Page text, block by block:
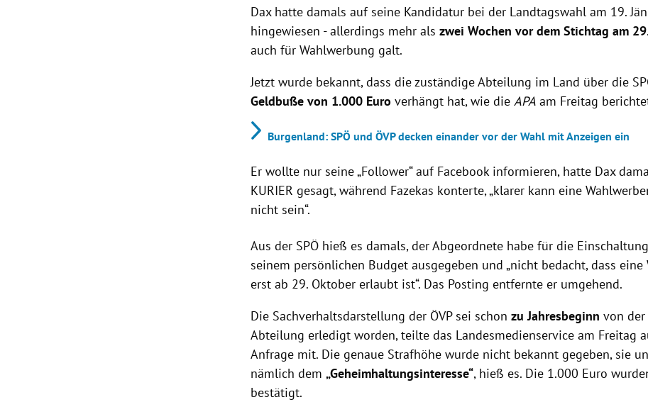
Wahlkampf.
Dax hatte damals auf seine Kandidatur bei der Landtagswahl am 19.
hingewiesen - allerdings mehr alszwei Wochen vor dem Stichtag am
auch für Wahlwerbung galt.
Jetzt wurde bekannt, dass die zuständige Abteilung im Land über die
Geldbuße von 1.000 Euro verhängt hat, wie dieAPA am Freitag
Burgenland: SPÖ und ÖVP decken einander vor der Wahl mit Anzeigen ein
Er wollte nur seine „Follower“ auf Facebook informieren, hatte Dax
KURIER gesagt, während Fazekas konterte, „klarer kann eine
nicht sein“.
Aus der SPÖ hieß es damals, der Abgeordnete habe für die
seinem persönlichen Budget ausgegeben und „nicht bedacht, dass eine
erst ab 29. Oktober erlaubt ist“. Das Posting entfernte er umgehend.
Die Sachverhaltsdarstellung der ÖVP sei schonzu Jahresbeginn von
Abteilung erledigt worden, teilte das Landesmedienservice am Freitag
Anfrage mit. Die genaue Strafhöhe wurde nicht bekannt gegeben, sie
nämlich dem„Geheimhaltungsinteresse“, hieß es. Die 1.000 Euro
bestätigt.